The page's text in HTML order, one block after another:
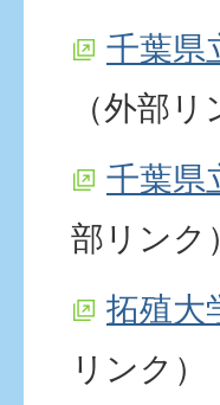
千葉県
（外部リ
千葉県
部リンク
拓殖大
リンク）